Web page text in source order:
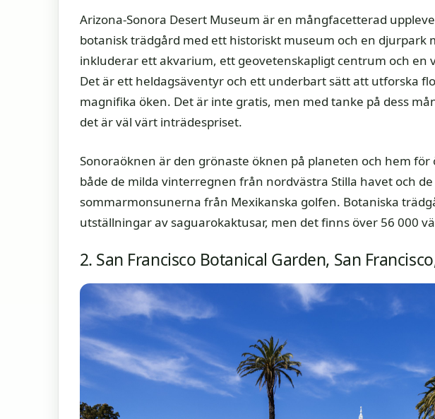
Arizona-Sonora Desert Museum är en mångfacetterad
botanisk trädgård med ett historiskt museum och en djurpark
inkluderar ett akvarium, ett geovetenskapligt centrum och en
Det är ett heldagsäventyr och ett underbart sätt att utforska
magnifika öken. Det är inte gratis, men med tanke på dess
det är väl värt inträdespriset.
Sonoraöknen är den grönaste öknen på planeten och hem för
både de milda vinterregnen från nordvästra Stilla havet och
sommarmonsunerna från Mexikanska golfen. Botaniska
utställningar av saguarokaktusar, men det finns över 56 000
2. San Francisco Botanical Garden, San